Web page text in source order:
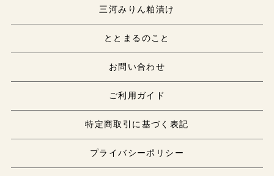
三河みりん粕漬け
ととまるのこと
お問い合わせ
ご利用ガイド
特定商取引に基づく表記
プライバシーポリシー